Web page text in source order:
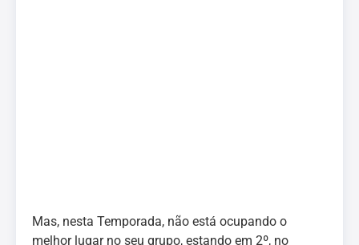
Mas, nesta Temporada, não está ocupando o
melhor lugar no seu grupo, estando em 2º, no